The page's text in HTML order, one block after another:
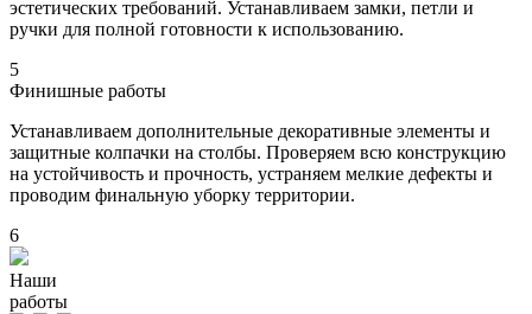
эстетических требований. Устанавливаем замки, петли и
ручки для полной готовности к использованию.
5
Финишные работы
Устанавливаем дополнительные декоративные элементы и
защитные колпачки на столбы. Проверяем всю конструкцию
на устойчивость и прочность, устраняем мелкие дефекты и
проводим финальную уборку территории.
6
Наши
работы